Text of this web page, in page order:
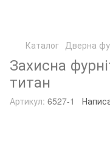
Каталог Дверна
Захисна
титан
Артикул: 6527-1